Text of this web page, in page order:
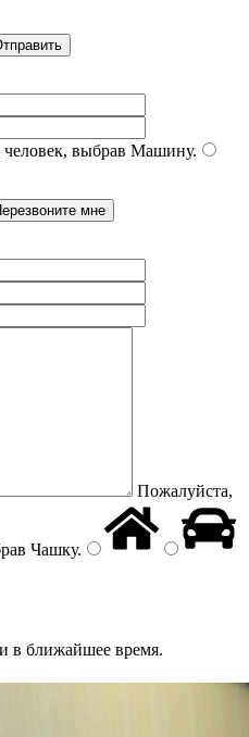
выбрав Машину.
Пожалуйста,
Чашку.
в ближайшее время.